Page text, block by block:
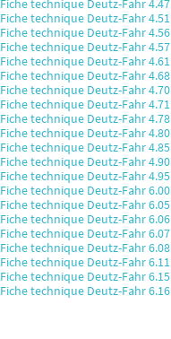
Fiche technique Deutz-Fahr 4.47
Fiche technique Deutz-Fahr 4.51
Fiche technique Deutz-Fahr 4.56
Fiche technique Deutz-Fahr 4.57
Fiche technique Deutz-Fahr 4.61
Fiche technique Deutz-Fahr 4.68
Fiche technique Deutz-Fahr 4.70
Fiche technique Deutz-Fahr 4.71
Fiche technique Deutz-Fahr 4.78
Fiche technique Deutz-Fahr 4.80
Fiche technique Deutz-Fahr 4.85
Fiche technique Deutz-Fahr 4.90
Fiche technique Deutz-Fahr 4.95
Fiche technique Deutz-Fahr 6.00
Fiche technique Deutz-Fahr 6.05
Fiche technique Deutz-Fahr 6.06
Fiche technique Deutz-Fahr 6.07
Fiche technique Deutz-Fahr 6.08
Fiche technique Deutz-Fahr 6.11
Fiche technique Deutz-Fahr 6.15
Fiche technique Deutz-Fahr 6.16